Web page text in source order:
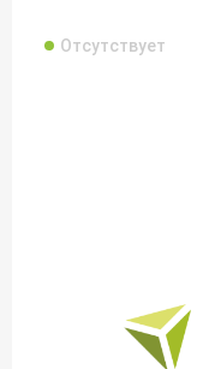
Отсутствует